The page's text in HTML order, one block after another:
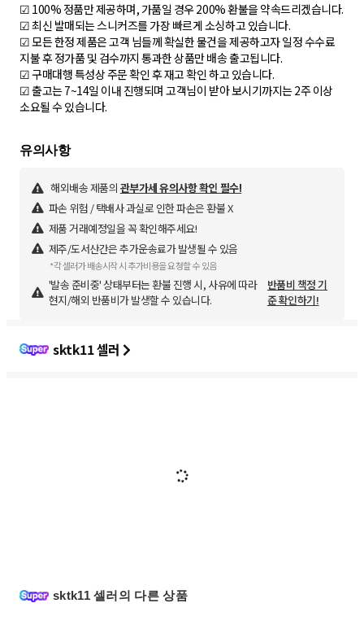
☑ 100% 정품만 제공하며, 가품일 경우 200% 환불을 약속드리겠습니다.
☑ 최신 발매되는 스니커즈를 가장 빠르게 소싱하고 있습니다.
☑ 모든 한정 제품은 고객 님들께 확실한 물건을 제공하고자 일정 수수료
지불 후 정가품 및 검수까지 통과한 상품만 배송 출고됩니다.
☑ 구매대행 특성상 주문 확인 후 재고 확인 하고 있습니다.
☑ 출고는 7~14일 이내 진행되며 고객님이 받아 보시기까지는 2주 이상
유의사항
해외배송 제품의 관부가세 유의사항 확인 필수!
파손 위험 / 택배사 과실로 인한 파손은 환불 X
제품 거래예정일을 꼭 확인해주세요!
제주/도서산간은 추가운송료가 발생될 수 있음
*각 셀러가 배송시작 시 추가비용을 요청할 수 있음
'발송 준비중' 상태부터는 환불 진행 시, 사유에 따라
현지/해외 반품비가 발생할 수 있습니다.
반품비 책정 기
준 확인하기!
sktk11 셀러
sktk11 셀러의 다른 상품